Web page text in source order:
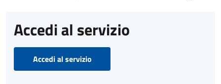
Accedi al servizio
Accedi al servizio